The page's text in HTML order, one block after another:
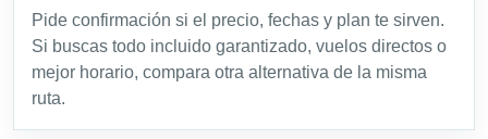
Pide confirmación si el precio, fechas y plan te sirven.
Si buscas todo incluido garantizado, vuelos directos o
mejor horario, compara otra alternativa de la misma
ruta.